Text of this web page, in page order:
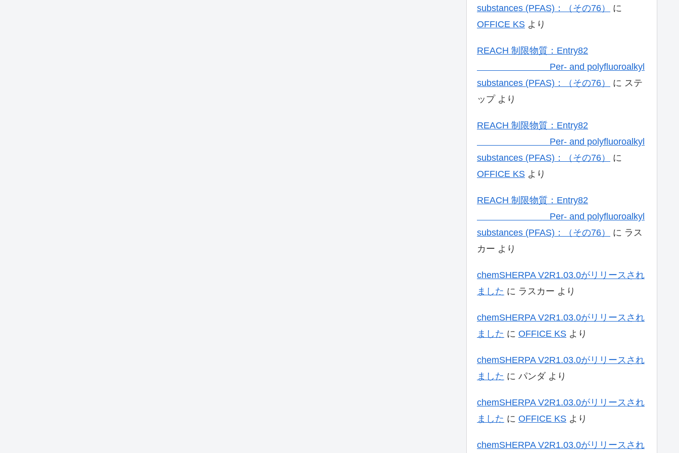
substances (PFAS)：（その76）
に
OFFICE KS より
REACH 制限物質：Entry82
Per- and polyfluoroalkyl
substances (PFAS)：（その76）
に ステ
ップより
REACH 制限物質：Entry82
Per- and polyfluoroalkyl
substances (PFAS)：（その76）
に
OFFICE KS より
REACH 制限物質：Entry82
Per- and polyfluoroalkyl
substances (PFAS)：（その76）
に ラス
カー より
chemSHERPA V2R1.03.0がリリースされ
ました に ラスカー より
chemSHERPA V2R1.03.0がリリースされ
ました に OFFICE KS より
chemSHERPA V2R1.03.0がリリースされ
ました に パンダ より
chemSHERPA V2R1.03.0がリリースされ
ました に OFFICE KS より
chemSHERPA V2R1.03.0がリリースされ